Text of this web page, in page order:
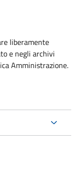
liberamente
e negli archivi
Amministrazione.